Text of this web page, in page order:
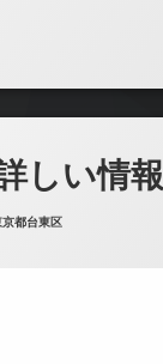
しい情報
テゴリー:
京都台東区